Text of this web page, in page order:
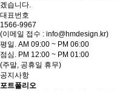
겠습니다.
대표번호
1566-9967
(이메일 접수 : info@hmdesign.kr)
평일. AM 09:00 ~ PM 06:00
점심. PM 12:00 ~ PM 01:00
(주말, 공휴일 휴무)
공지사항
포트폴리오